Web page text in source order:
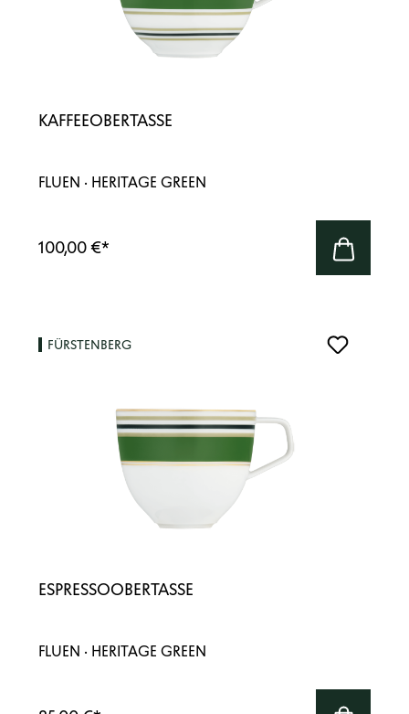
KAFFEEOBERTASSE
FLUEN · HERITAGE GREEN
100,00 €*
FÜRSTENBERG
ESPRESSOOBERTASSE
FLUEN · HERITAGE GREEN